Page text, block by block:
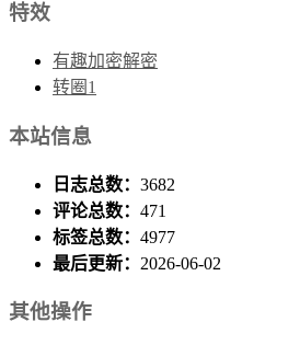
特效
有趣加密解密
转圈1
本站信息
日志总数： 3682
评论总数： 471
标签总数： 4977
最后更新： 2026-06-02
其他操作